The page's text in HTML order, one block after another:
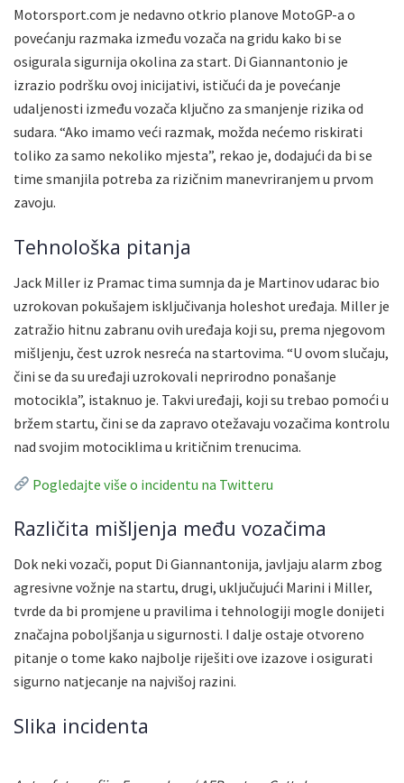
Motorsport.com je nedavno otkrio planove MotoGP-a o
povećanju razmaka između vozača na gridu kako bi se
osigurala sigurnija okolina za start. Di Giannantonio je
izrazio podršku ovoj inicijativi, ističući da je povećanje
udaljenosti između vozača ključno za smanjenje rizika od
sudara. “Ako imamo veći razmak, možda nećemo riskirati
toliko za samo nekoliko mjesta”, rekao je, dodajući da bi se
time smanjila potreba za rizičnim manevriranjem u prvom
zavoju.
Tehnološka pitanja
Jack Miller iz Pramac tima sumnja da je Martinov udarac bio
uzrokovan pokušajem isključivanja holeshot uređaja. Miller je
zatražio hitnu zabranu ovih uređaja koji su, prema njegovom
mišljenju, čest uzrok nesreća na startovima. “U ovom slučaju,
čini se da su uređaji uzrokovali neprirodno ponašanje
motocikla”, istaknuo je. Takvi uređaji, koji su trebao pomoći u
bržem startu, čini se da zapravo otežavaju vozačima kontrolu
nad svojim motociklima u kritičnim trenucima.
Pogledajte više o incidentu na Twitteru
Različita mišljenja među vozačima
Dok neki vozači, poput Di Giannantonija, javljaju alarm zbog
agresivne vožnje na startu, drugi, uključujući Marini i Miller,
tvrde da bi promjene u pravilima i tehnologiji mogle donijeti
značajna poboljšanja u sigurnosti. I dalje ostaje otvoreno
pitanje o tome kako najbolje riješiti ove izazove i osigurati
sigurno natjecanje na najvišoj razini.
Slika incidenta